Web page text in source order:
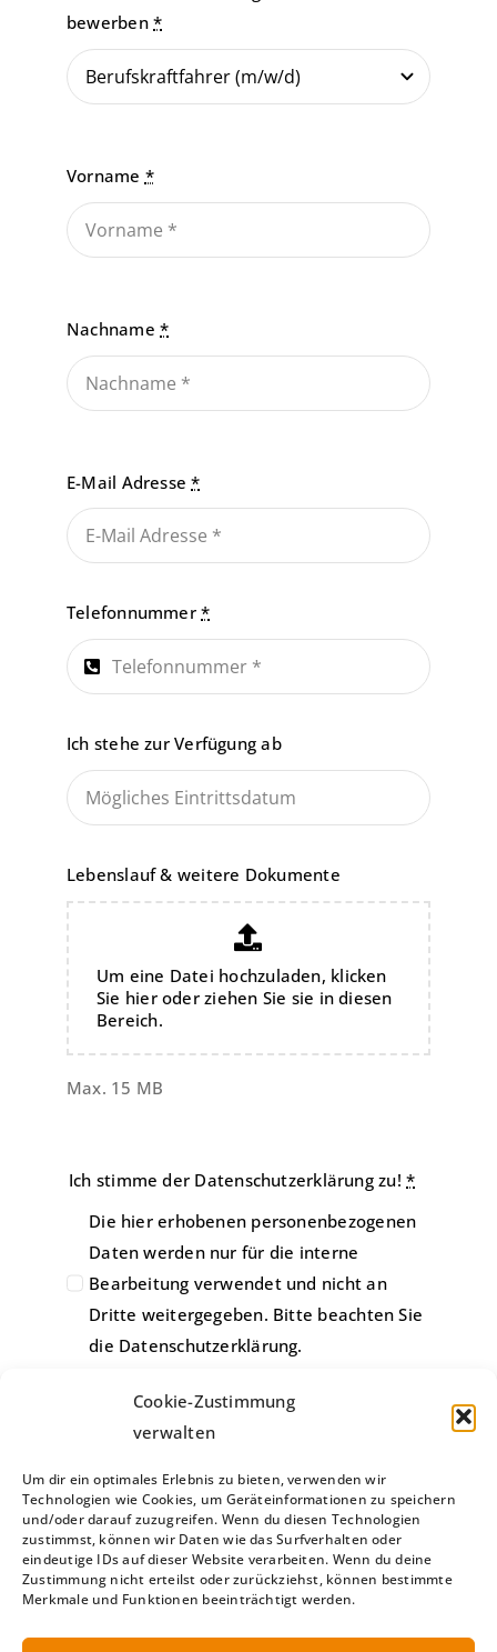
Cookie-Zustimmung
verwalten
Um dir ein optimales Erlebnis zu bieten, verwenden wir
Technologien wie Cookies, um Geräteinformationen zu speichern
und/oder darauf zuzugreifen. Wenn du diesen Technologien
zustimmst, können wir Daten wie das Surfverhalten oder
eindeutige IDs auf dieser Website verarbeiten. Wenn du deine
Zustimmung nicht erteilst oder zurückziehst, können bestimmte
Merkmale und Funktionen beeinträchtigt werden.
bewerben*
Vorname *
Nachname*
E-Mail Adresse*
Telefonnummer*
Ich stehe zur Verfügung ab
Lebenslauf & weitere Dokumente
Um eine Datei hochzuladen, klicken
Sie hier oder ziehen Sie sie in diesen
Bereich.
Max. 15 MB
Ich stimme der Datenschutzerklärung zu! *
Die hier erhobenen personenbezogenen
Daten werden nur für die interne
Bearbeitung verwendet und nicht an
Dritte weitergegeben. Bitte beachten Sie
die Datenschutzerklärung.
Bewerbung einreichen!